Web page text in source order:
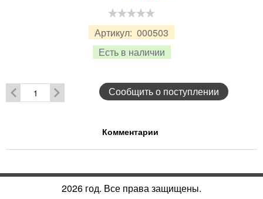
Артикул: 000503
Есть в наличии
Сообщить о поступлении
Комментарии
2026 год. Все права защищены.